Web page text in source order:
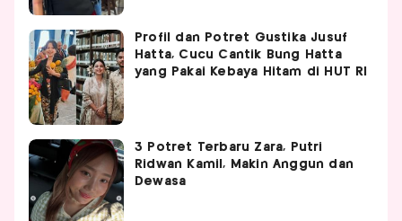
Profil dan Potret Gustika Jusuf
Hatta, Cucu Cantik Bung Hatta
yang Pakai Kebaya Hitam di HUT RI
3 Potret Terbaru Zara, Putri
Ridwan Kamil, Makin Anggun dan
Dewasa